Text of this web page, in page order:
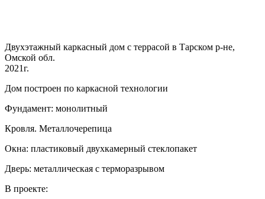
Двухэтажный каркасный дом с террасой в Тарском р-не,
Омской обл.
2021г.
Дом построен по каркасной технологии
Фундамент: монолитный
Кровля. Металлочерепица
Окна: пластиковый двухкамерный стеклопакет
Дверь: металлическая с терморазрывом
В проекте: